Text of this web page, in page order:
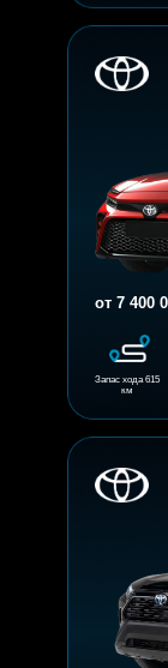
Запас хода 615
км
от 7 400